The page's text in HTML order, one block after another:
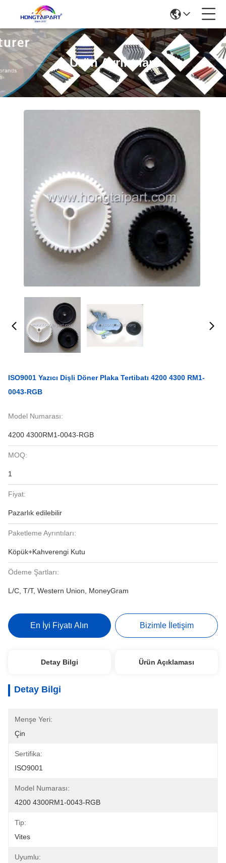
Ürün Ayrıntıları
ISO9001 Yazıcı Dişli Döner Plaka Tertibatı 4200 4300 RM1-
0043-RGB
Model Numarası:
4200 4300RM1-0043-RGB
MOQ:
1
Fiyat:
Pazarlık edilebilir
Paketleme Ayrıntıları:
Köpük+Kahverengi Kutu
Ödeme Şartları:
L/C, T/T, Western Union, MoneyGram
En İyi Fiyatı Alın Bizimle İletişim
Detay Bilgi Ürün Açıklaması
Detay Bilgi
Menşe Yeri:
Çin
Sertifika:
ISO9001
Model Numarası:
4200 4300RM1-0043-RGB
Tip:
Vites
Uyumlu: